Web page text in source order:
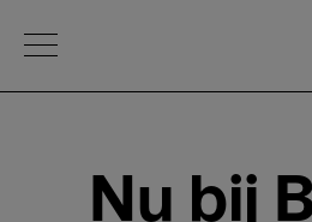
Open Menu
Nu bij